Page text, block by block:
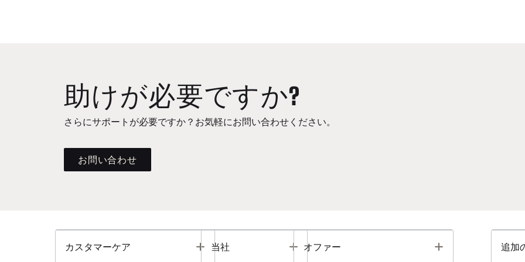
助けが必要ですか?
さらにサポートが必要ですか？お気軽にお問い合わせください。
お問い合わせ
カスタマーケア Toggle
当社 Toggle
オファー Toggle 追加